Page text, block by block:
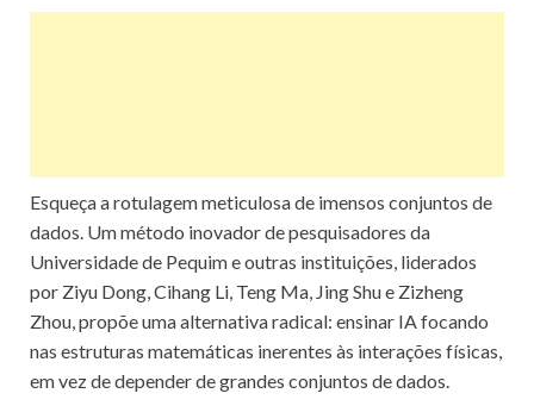
Esqueça a rotulagem meticulosa de imensos conjuntos de
dados. Um método inovador de pesquisadores da
Universidade de Pequim e outras instituições, liderados
por Ziyu Dong, Cihang Li, Teng Ma, Jing Shu e Zizheng
Zhou, propõe uma alternativa radical: ensinar IA focando
nas estruturas matemáticas inerentes às interações físicas,
em vez de depender de grandes conjuntos de dados.